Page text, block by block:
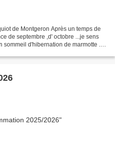
de Montgeron Après un temps de
de septembre ,d' octobre ...je sens
d'hibernation de marmotte ...